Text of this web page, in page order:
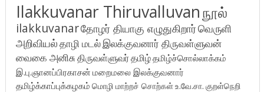
Ilakkuvanar Thiruvalluvanநூல்
ilakkuvanarதோழர் தியாகு எழுதுகிறார்வெருளி
அறிவியல்தாழி மடல்இலக்குவனார் திருவள்ளுவன்
வைகை அனிசுதிருவள்ளுவர்தமிழ்தமிழ்ச்சொல்லாக்கம்
இ.பு.ஞானப்பிரகாசன் மறைமலை இலக்குவனார்
தமிழ்க்காப்புக்கழகம் மொழி மாற்றச் சொற்கள்உ.வே.சா. குறள்நெறி